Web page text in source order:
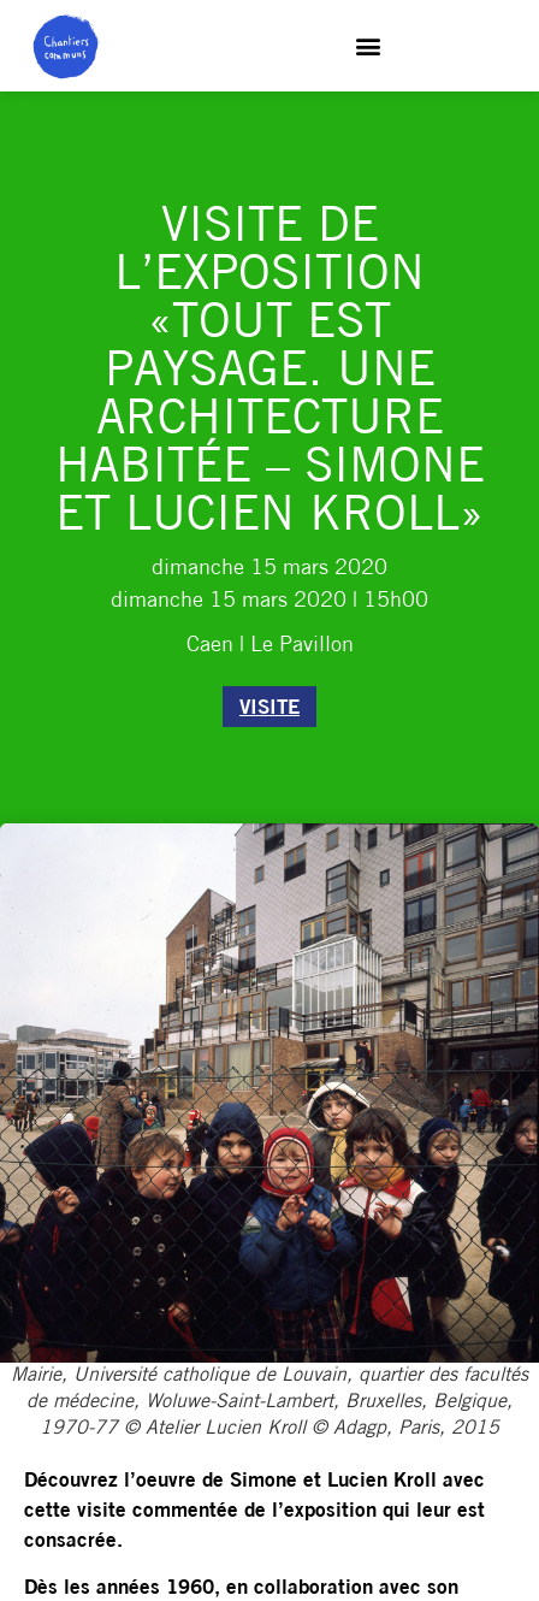
VISITE DE
L’EXPOSITION
«TOUT EST
PAYSAGE. UNE
ARCHITECTURE
HABITÉE – SIMONE
ET LUCIEN KROLL»
dimanche 15 mars 2020
dimanche 15 mars 2020 | 15h00
Caen | Le Pavillon
VISITE
Mairie, Université catholique de Louvain, quartier des facultés
de médecine, Woluwe-Saint-Lambert, Bruxelles, Belgique,
1970-77 © Atelier Lucien Kroll © Adagp, Paris, 2015
Découvrez l’oeuvre de Simone et Lucien Kroll avec
cette visite commentée de l’exposition qui leur est
consacrée.
Dès les années 1960, en collaboration avec son